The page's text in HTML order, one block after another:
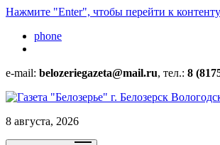
Нажмите "Enter", чтобы перейти к контенту
phone
e-mail: belozeriegazeta@mail.ru, тел.: 8
8 августа, 2026